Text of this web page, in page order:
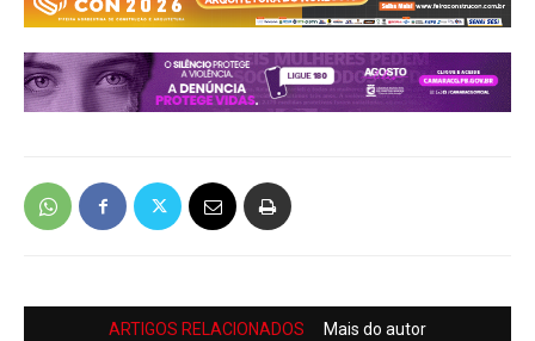
ARTIGOS RELACIONADOS Mais do autor